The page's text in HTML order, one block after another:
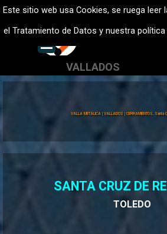
Este sitio web usa Cookies, se ruega
el Tratamiento de Datos y nuestra política
Vaya al ContenidoVALLADOS METALICOS MADRID -
Vallados de fincas,
VALLADOS
601 900 178
VALLA METÁLICA | VALLADOS | CERRAMIENTOS, Santa
SANTA CRUZ DE
TOLEDO